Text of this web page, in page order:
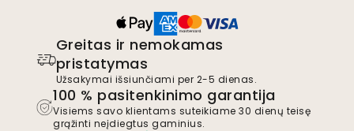
Greitas ir nemokamas
pristatymas
Užsakymai išsiunčiami per 2-5 dienas.
100 % pasitenkinimo garantija
Visiems savo klientams suteikiame 30 dienų teisę
grąžinti neįdiegtus gaminius.